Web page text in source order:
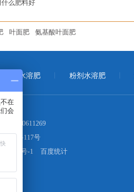
么肥料好
叶面肥 氨基酸叶面肥
元素水溶肥 粉剂水溶肥
17660611269
山东路117号
号-1 百度统计
在
会